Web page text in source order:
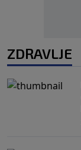
ZDRAVLJE